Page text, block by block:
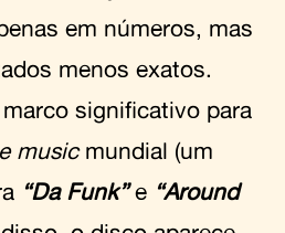
em números, mas
menos exatos.
significativo para
musicmundial (um
“Da Funk”e “Around